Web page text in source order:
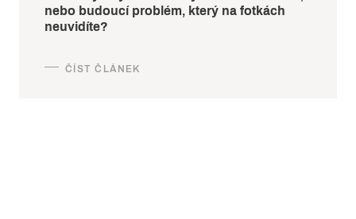
nebo budoucí problém, který na fotkách
neuvidíte?